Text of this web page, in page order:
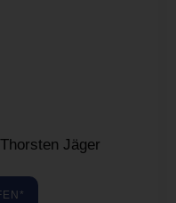
Jäger